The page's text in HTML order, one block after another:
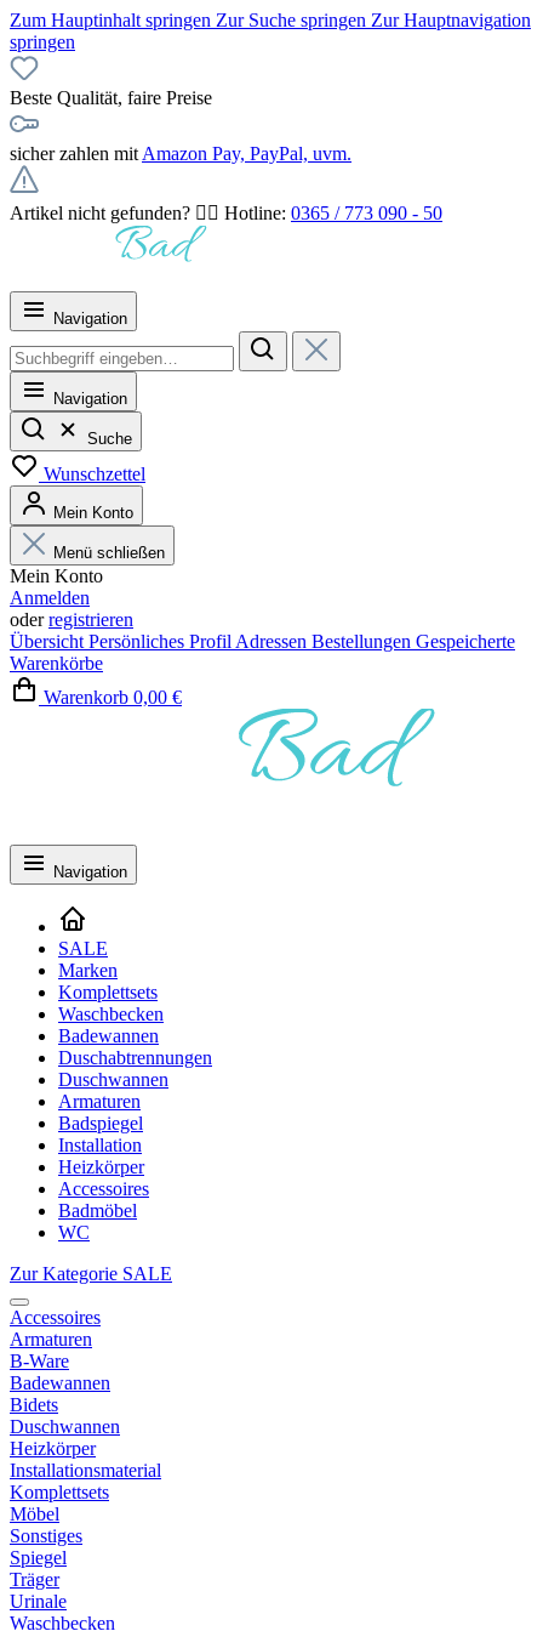
Zum Hauptinhalt springen Zur Suche springen Zur Hauptnavigation
springen
Beste Qualität, faire Preise
sicher zahlen mit Amazon Pay, PayPal, uvm.
Artikel nicht gefunden? 👉🏻 Hotline: 0365 / 773 090 - 50
Navigation
Navigation
Suche
Wunschzettel
Mein Konto
Menü schließen
Mein Konto
Anmelden
oderregistrieren
Übersicht Persönliches Profil Adressen Bestellungen Gespeicherte
Warenkörbe
Warenkorb 0,00 €
Navigation
SALE
Marken
Komplettsets
Waschbecken
Badewannen
Duschabtrennungen
Duschwannen
Armaturen
Badspiegel
Installation
Heizkörper
Accessoires
Badmöbel
WC
Zur Kategorie SALE
Accessoires
Armaturen
B-Ware
Badewannen
Bidets
Duschwannen
Heizkörper
Installationsmaterial
Komplettsets
Möbel
Sonstiges
Spiegel
Träger
Urinale
Waschbecken